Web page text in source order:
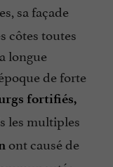
sa façade
côtes toutes
longue
de forte
fortifiés,
les multiples
ont causé de